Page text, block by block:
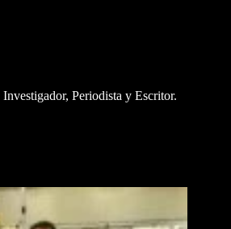
Periodista y Escritor.